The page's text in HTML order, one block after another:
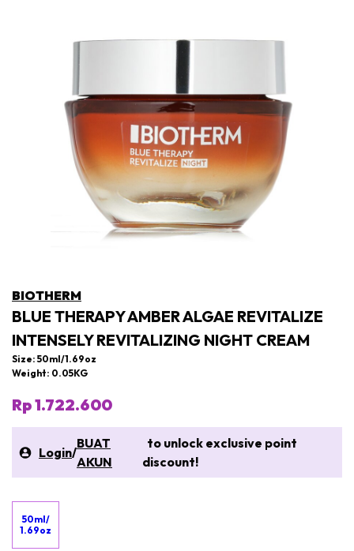
BIOTHERM
BLUE THERAPY AMBER ALGAE REVITALIZE
INTENSELY REVITALIZING NIGHT CREAM
Size: 50ml/1.69oz
Weight: 0.05KG
Rp 1.722.600
Login/
BUAT
AKUN
to unlock exclusive point
discount!
50ml/
1.69oz